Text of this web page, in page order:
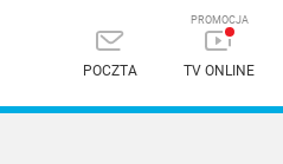
POCZTA TV ONLINE